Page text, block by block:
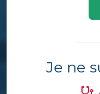
Je ne